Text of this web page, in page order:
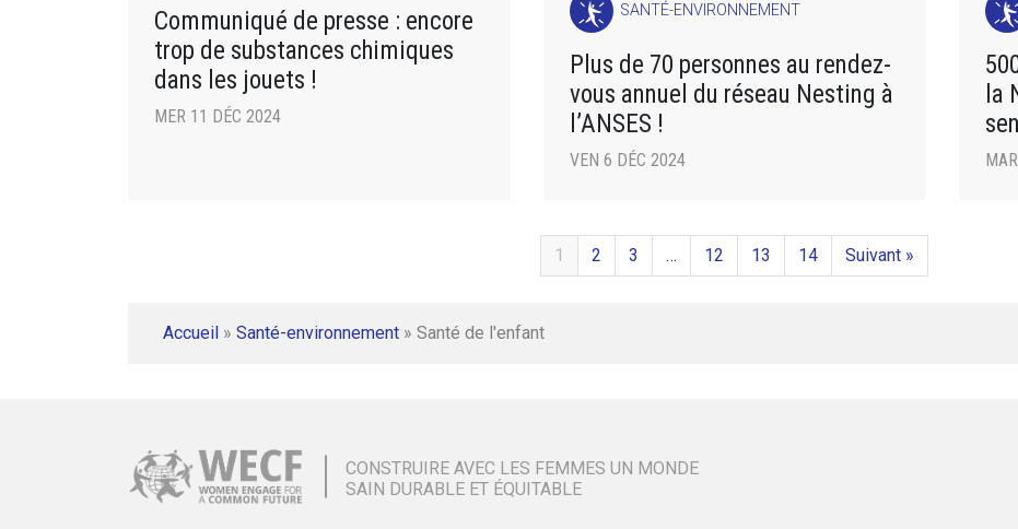
Communiqué de presse : encore
trop de substances chimiques
dans les jouets !
MER 11 DÉC 2024
SANTÉ-ENVIRONNEMENT
Plus de 70 personnes au rendez-
vous annuel du réseau Nesting à
l’ANSES !
VEN 6 DÉC 2024
la
1 2 3 … 12 13 14 Suivant »
Accueil » Santé-environnement » Santé de l'enfant
CONSTRUIRE AVEC LES FEMMES UN MONDE
SAIN DURABLE ET ÉQUITABLE